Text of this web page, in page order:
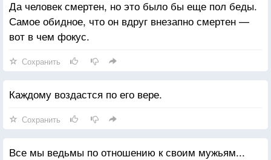
Да человек смертен, но это было бы еще пол беды.
Самое обидное, что он вдруг внезапно смертен —
вот в чем фокус.
Сохранить
Каждому воздастся по его вере.
Сохранить
Все мы ведьмы по отношению к своим мужьям...